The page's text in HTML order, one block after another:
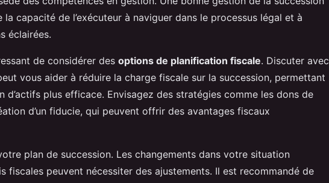
capacité de l’exécuteur à naviguer dans le processus légal et à
éclairées.
de considérer des options de planification fiscale. Discuter avec
vous aider à réduire la charge fiscale sur la succession, permettant
d’actifs plus efficace. Envisagez des stratégies comme les dons de
d’un fiducie, qui peuvent offrir des avantages fiscaux
plan de succession. Les changements dans votre situation
fiscales peuvent nécessiter des ajustements. Il est recommandé de